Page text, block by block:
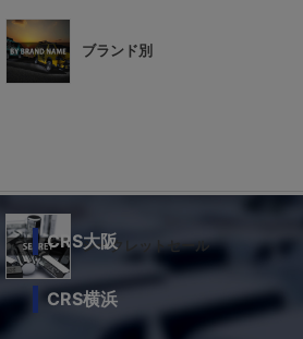
ブランド別
シークレットセール
CRS大阪
CRS横浜